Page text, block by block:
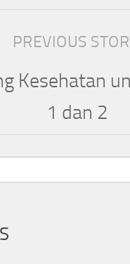
PREVIOUS
Kesehatan
1 dan 2